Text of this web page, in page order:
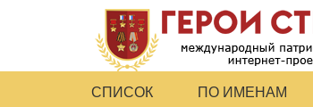
СПИСОК ПО ИМЕНАМ